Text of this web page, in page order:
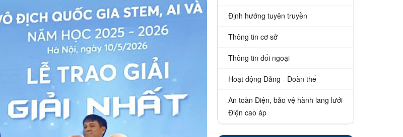
Định hướng tuyên truyền
Thông tin cơ sở
Thông tin đối ngoại
Hoạt động Đảng - Đoàn thể
An toàn Điện, bảo vệ hành lang lưới
Điện cao áp